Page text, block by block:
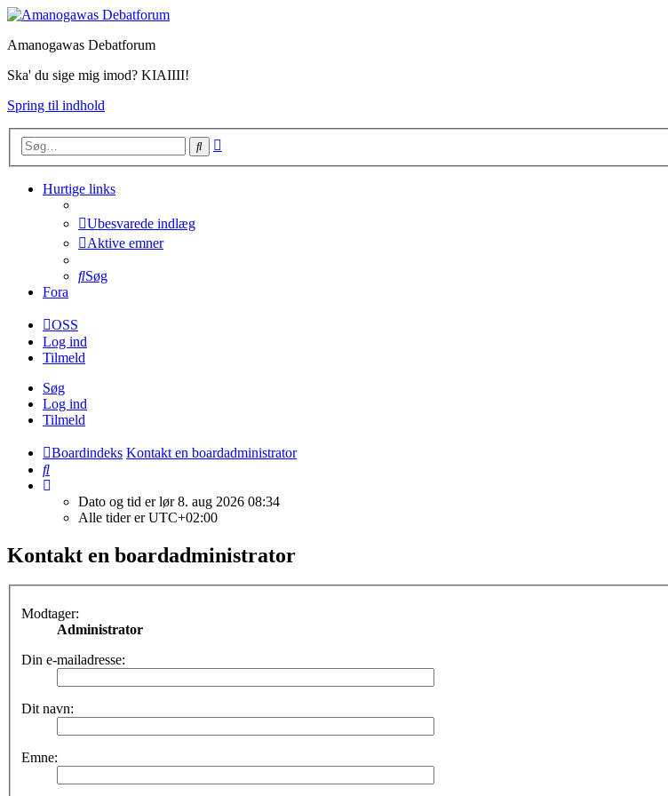
Amanogawas Debatforum
Ska' du sige mig imod? KIAIIII!
Spring til indhold
Søg
Hurtige links
Ubesvarede indlæg
Aktive emner
Søg
Fora
OSS
Log ind
Tilmeld
Søg
Log ind
Tilmeld
Boardindeks Kontakt en boardadministrator
Søg
Dato og tid er lør 8. aug 2026 08:34
Alle tider erUTC+02:00
Kontakt en boardadministrator
Modtager:
Administrator
Din e-mailadresse:
Dit navn:
Emne: